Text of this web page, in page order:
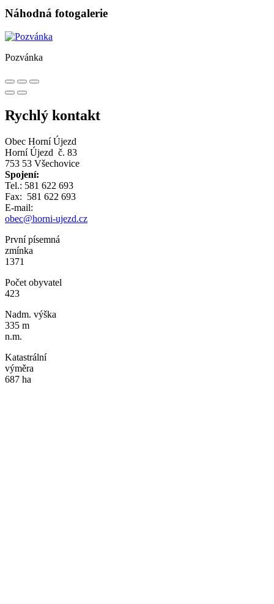
Náhodná fotogalerie
Pozvánka
Rychlý kontakt
Obec Horní Újezd
Horní Újezd č. 83
753 53 Všechovice
Spojení:
Tel.: 581 622 693
Fax: 581 622 693
E-mail:
obec@horni-ujezd.cz
První písemná
zmínka
1371
Počet obyvatel
423
Nadm. výška
335 m
n.m.
Katastrální
výměra
687 ha